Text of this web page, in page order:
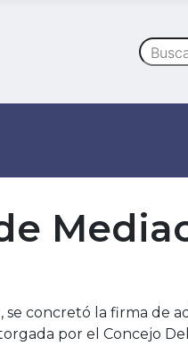
Buscar
concretó la firma de
por el Concejo